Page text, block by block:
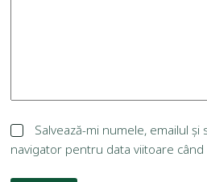
Salvează-mi numele, emailul
navigator pentru data viitoare când